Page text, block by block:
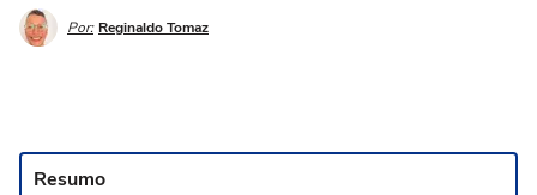
Por: Reginaldo Tomaz
Resumo